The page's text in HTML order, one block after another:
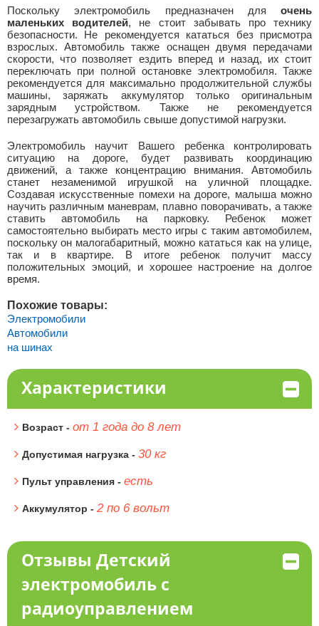
Поскольку электромобиль предназначен дляочень
маленьких водителей, не стоит забывать про технику
безопасности. Не рекомендуется кататься без присмотра
взрослых. Автомобиль также оснащен двумя передачами
скорости, что позволяет ездить вперед и назад, их стоит
переключать при полной остановке электромобиля. Также
рекомендуется для максимально продолжительной службы
машины, заряжать аккумулятор только оригинальным
зарядным устройством. Также не рекомендуется
перезагружать автомобиль свыше допустимой нагрузки.
Электромобиль научит Вашего ребенка контролировать
ситуацию на дороге, будет развивать координацию
движений, а также концентрацию внимания. Автомобиль
станет незаменимой игрушкой на уличной площадке.
Создавая искусственные помехи на дороге, малыша можно
научить различным маневрам, плавно поворачивать, а также
ставить автомобиль на парковку. Ребенок может
самостоятельно выбирать место игры с таким автомобилем,
поскольку он малогабаритный, можно кататься как на улице,
так и в квартире. В итоге ребенок получит массу
положительных эмоций, и хорошее настроение на долгое
время.
Похожие товары:
Электромобили
Автомобили
на шинах
Характеристики
Возраст - от 1 года до 8 лет
Допустимая нагрузка - 30 кг
Пульт управления - есть
Аккумулятор - 2 по 6 вольт
Отзывы Детский
электромобиль с
радиоуправлением